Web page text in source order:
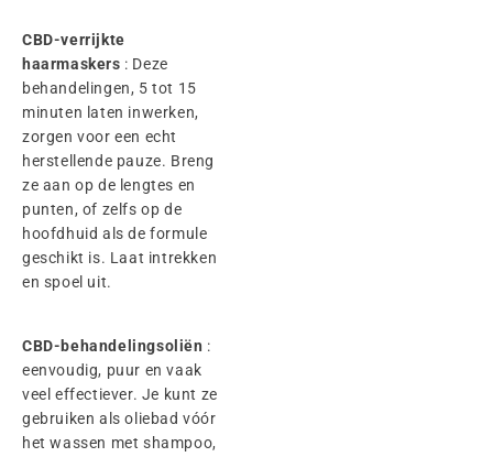
CBD-verrijkte
haarmaskers : Deze
behandelingen, 5 tot 15
minuten laten inwerken,
zorgen voor een echt
herstellende pauze. Breng
ze aan op de lengtes en
punten, of zelfs op de
hoofdhuid als de formule
geschikt is. Laat intrekken
en spoel uit.
CBD-behandelingsoliën :
eenvoudig, puur en vaak
veel effectiever. Je kunt ze
gebruiken als oliebad vóór
het wassen met shampoo,